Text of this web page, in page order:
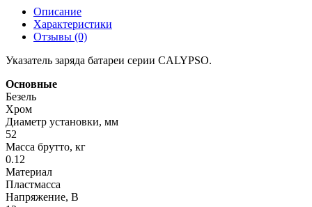
Описание
Характеристики
Отзывы (0)
Указатель заряда батареи серии CALYPSO.
Основные
Безель
Хром
Диаметр установки, мм
52
Масса брутто, кг
0.12
Материал
Пластмасса
Напряжение, В